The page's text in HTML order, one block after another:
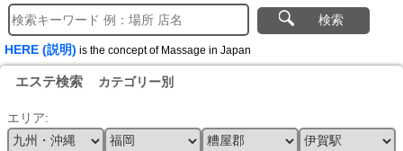
検索
HERE (説明) is the concept of Massage in Japan
エステ検索 カテゴリー別
エリア: